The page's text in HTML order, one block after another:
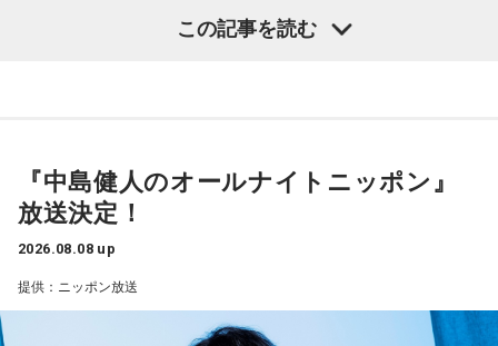
ラジルサイドがうまく切り取って、結果的に彼らのモチベー
いなくブラジルが上なんですよ。そこで日本サイドが考えな
きゃいけないことは、ブラジルに油断してもらう、隙を見せ
てもらうということも1つだと思っていて。
去年おこなったブラジルとの親善試合では、日本が2-0から3
――1軍デビューを果たしたプロ3年目の昨シーズンは素晴ら
しい成績だったかと思いますが、「求めすぎずに自分のやる
――過去2年の苦労は昨シーズンに活きていたということです
ね。
山田「活きていると思います。ウエイトトレーニングなどで
身体作りができたと思うので、結果を出さないといけないと
ころで出せたというのはよかったと思います」
この記事を読む
『中島健人のオールナイトニッポン』
放送決定！
2026.08.08 up
提供：ニッポン放送